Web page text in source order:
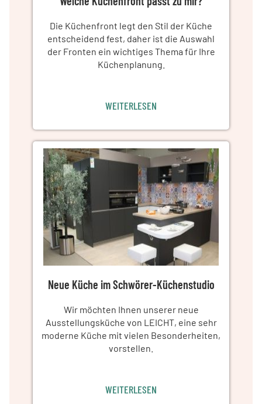
Die Küchenfront legt den Stil der Küche
entscheidend fest, daher ist die Auswahl
der Fronten ein wichtiges Thema für Ihre
Küchenplanung.
WEITERLESEN
Neue Küche im Schwörer-Küchenstudio
Wir möchten Ihnen unserer neue
Ausstellungsküche von LEICHT, eine sehr
moderne Küche mit vielen Besonderheiten,
vorstellen.
WEITERLESEN